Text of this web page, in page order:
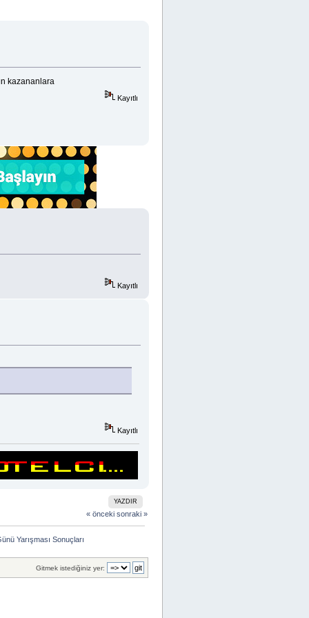
kazananlara
Kayıtlı
Kayıtlı
Kayıtlı
YAZDIR
« önceki sonraki »
Yarışması Sonuçları
Gitmek istediğiniz yer: